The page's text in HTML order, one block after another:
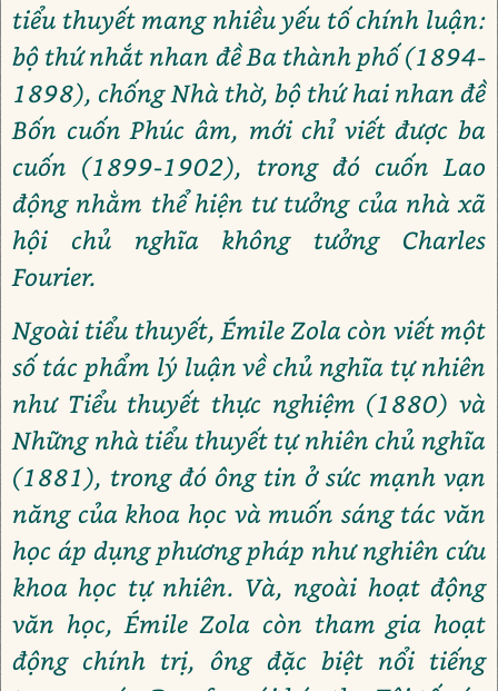
tiểu thuyết mang nhiều yếu tố chính luận:
bộ thứ nhắt nhan đề Ba thành phố (1894-
1898), chống Nhà thờ, bộ thứ hai nhan đề
Bốn cuốn Phúc âm, mới chỉ viết được ba
cuốn (1899-1902), trong đó cuốn Lao
động nhằm thể hiện tư tưởng của nhà xã
hội chủ nghĩa không tưởng Charles
Fourier.
Ngoài tiểu thuyết, Émile Zola còn viết một
số tác phẩm lý luận về chủ nghĩa tự nhiên
như Tiểu thuyết thực nghiệm (1880) và
Những nhà tiểu thuyết tự nhiên chủ nghĩa
(1881), trong đó ông tin ở sức mạnh vạn
năng của khoa học và muốn sáng tác văn
học áp dụng phương pháp như nghiên cứu
khoa học tự nhiên. Và, ngoài hoạt động
văn học, Émile Zola còn tham gia hoạt
động chính trị, ông đặc biệt nổi tiếng